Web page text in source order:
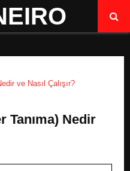
ve Nasıl Çalışır?
Tanıma) Nedir